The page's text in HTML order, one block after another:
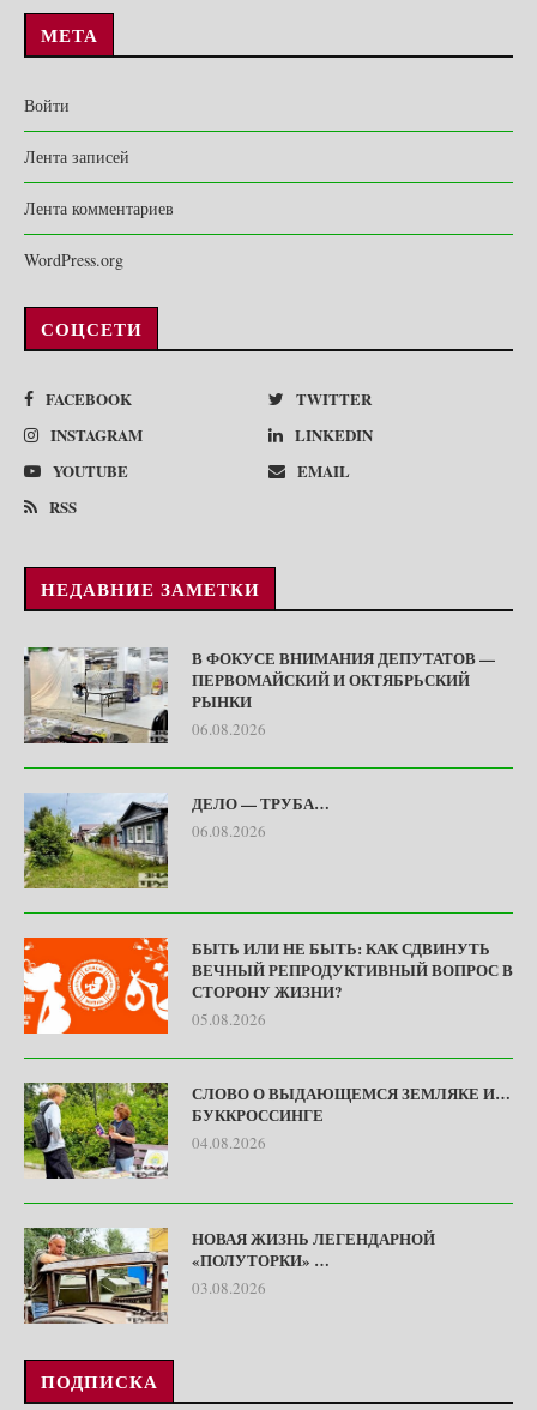
МЕТА
Войти
Лента записей
Лента комментариев
WordPress.org
СОЦСЕТИ
FACEBOOK
TWITTER
INSTAGRAM
LINKEDIN
YOUTUBE
EMAIL
RSS
НЕДАВНИЕ ЗАМЕТКИ
В ФОКУСЕ ВНИМАНИЯ ДЕПУТАТОВ —
ПЕРВОМАЙСКИЙ И ОКТЯБРЬСКИЙ
РЫНКИ
06.08.2026
ДЕЛО — ТРУБА…
06.08.2026
БЫТЬ ИЛИ НЕ БЫТЬ: КАК СДВИНУТЬ
ВЕЧНЫЙ РЕПРОДУКТИВНЫЙ ВОПРОС В
СТОРОНУ ЖИЗНИ?
05.08.2026
СЛОВО О ВЫДАЮЩЕМСЯ ЗЕМЛЯКЕ И…
БУККРОССИНГЕ
04.08.2026
НОВАЯ ЖИЗНЬ ЛЕГЕНДАРНОЙ
«ПОЛУТОРКИ» …
03.08.2026
ПОДПИСКА